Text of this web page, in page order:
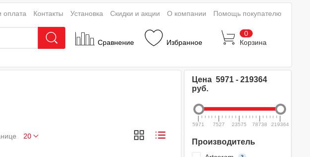
Сравнение Избранное
0
Корзина
оплата Контакты Установка Скидки и акции О компании Помощь покупателю
Цена5971 -219364
руб.
5971 7527 23575 78738 219364
Производитель